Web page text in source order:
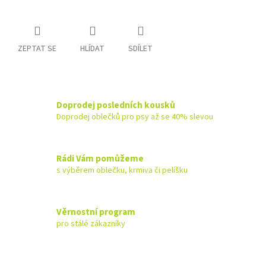
ZEPTAT SE HLÍDAT SDÍLET
Doprodej posledních kousků
Doprodej oblečků pro psy až se 40% slevou
Rádi Vám pomůžeme
s výběrem oblečku, krmiva či pelíšku
Věrnostní program
pro stálé zákazníky